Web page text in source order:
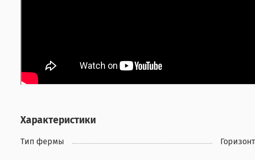
Характеристики
Тип фермы